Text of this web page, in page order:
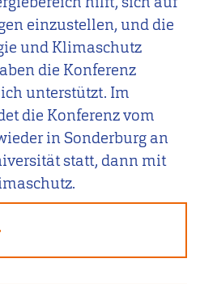
einzustellen, und die
und Klimaschutz
die Konferenz
unterstützt. Im
die Konferenz vom
in Sonderburg an
statt, dann mit